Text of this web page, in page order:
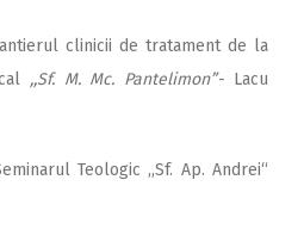
clinicii de tratament de la
,,Sf. M. Mc. Pantelimon”- Lacu
Teologic ,,Sf. Ap. Andrei“